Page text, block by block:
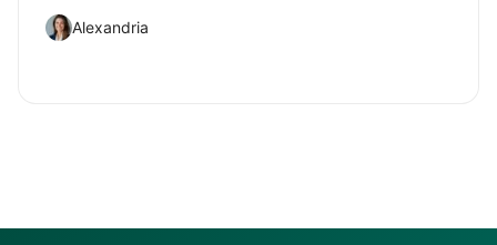
Alexandria